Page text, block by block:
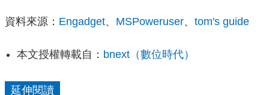
資料來源： Engadget、 MSPoweruser、 tom's guide
本文授權轉載自： bnext（數位時代）
延伸閱讀